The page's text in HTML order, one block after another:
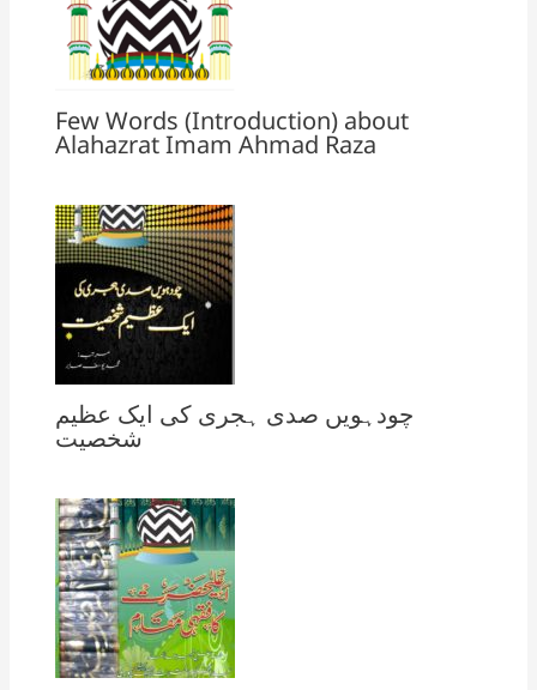
Few Words (Introduction) about
Alahazrat Imam Ahmad Raza
چودہویں صدی ہجری کی ایک عظیم
شخصیت